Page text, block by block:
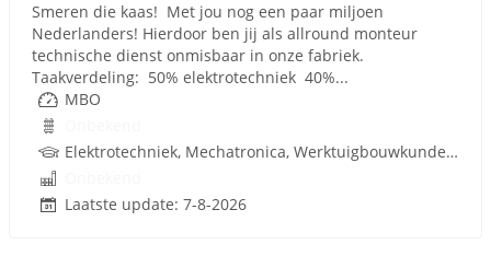
Smeren die kaas! Met jou nog een paar miljoen
Nederlanders! Hierdoor ben jij als allround monteur
technische dienst onmisbaar in onze fabriek.
Taakverdeling: 50% elektrotechniek 40%...
MBO
Elektrotechniek, Mechatronica, Werktuigbouwkunde, Pneumatiek
Laatste update: 7-8-2026